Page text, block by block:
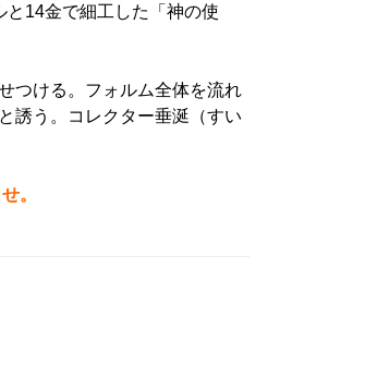
14金で細工した「神の使
つける。フォルム全体を流れ
誘う。コレクター垂涎（すい
。